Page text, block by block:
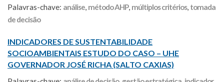
Palavras-chave: análise, método AHP, múltiplos critérios, tomada
de decisão
INDICADORES DE SUSTENTABILIDADE
SOCIOAMBIENTAIS ESTUDO DO CASO – UHE
GOVERNADOR JOSÉ RICHA (SALTO CAXIAS)